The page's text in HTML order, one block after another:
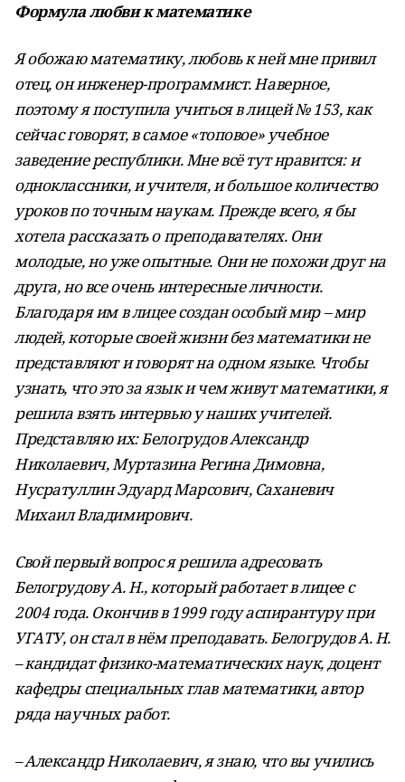
Формула любви к математике
Я обожаю математику, любовь к ней мне привил
отец, он инженер-программист. Наверное,
поэтому я поступила учиться в лицей № 153, как
сейчас говорят, в самое «топовое» учебное
заведение республики. Мне всё тут нравится: и
одноклассники, и учителя, и большое количество
уроков по точным наукам. Прежде всего, я бы
хотела рассказать о преподавателях. Они
молодые, но уже опытные. Они не похожи друг на
друга, но все очень интересные личности.
Благодаря им в лицее создан особый мир – мир
людей, которые своей жизни без математики не
представляют и говорят на одном языке. Чтобы
узнать, что это за язык и чем живут математики, я
решила взять интервью у наших учителей.
Представляю их: Белогрудов Александр
Николаевич, Муртазина Регина Димовна,
Нусратуллин Эдуард Марсович, Саханевич
Михаил Владимирович.
Свой первый вопрос я решила адресовать
Белогрудову А. Н., который работает в лицее с
2004 года. Окончив в 1999 году аспирантуру при
УГАТУ, он стал в нём преподавать. Белогрудов А. Н.
– кандидат физико-математических наук, доцент
кафедры специальных глав математики, автор
ряда научных работ.
– Александр Николаевич, я знаю, что вы учились